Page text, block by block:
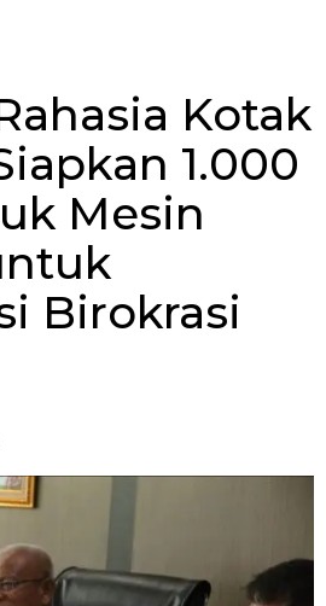
Kotak
1.000
Mesin
Birokrasi